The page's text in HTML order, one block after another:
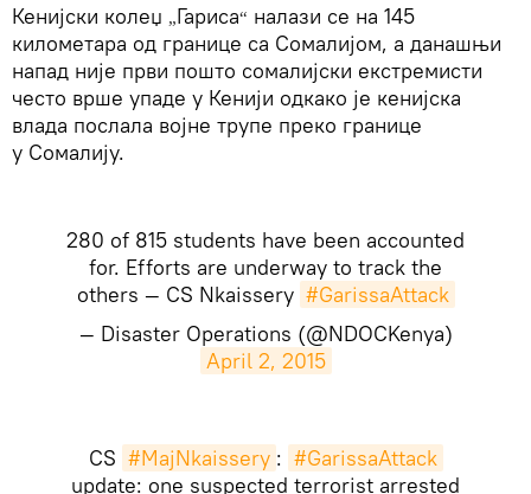
Кенијски колеџ „Гариса“ налази се на 145
километара од границе са Сомалијом, а данашњи
напад није први пошто сомалијски екстремисти
често врше упаде у Кенији одкако је кенијска
влада послала војне трупе преко границе
у Сомалију.
280 of 815 students have been accounted
for. Efforts are underway to track the
others — CS Nkaissery #GarissaAttack
— Disaster Operations (@NDOCKenya)
April 2, 2015
CS #MajNkaissery : #GarissaAttack
update: one suspected terrorist arrested